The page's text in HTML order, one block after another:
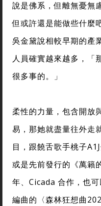
說是佛系，但離無憂無
但或許還是能做些什麼
吳金黛說相較早期的產
人員確實越來越多，「
很多事的。」
柔性的力量，包含開放
易，那她就盡量往外走
目，跟饒舌歌手桃子
或是先前發行的《萬籟
年、Cicada 合作，也
編曲的〈森林狂想曲